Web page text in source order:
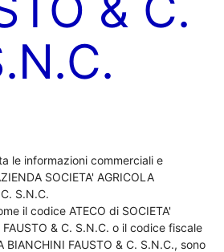
le informazioni commerciali e
SOCIETA' AGRICOLA
S.N.C.
il codice ATECO di SOCIETA'
FAUSTO & C. S.N.C. o il codice fiscale
BIANCHINI FAUSTO & C. S.N.C., sono